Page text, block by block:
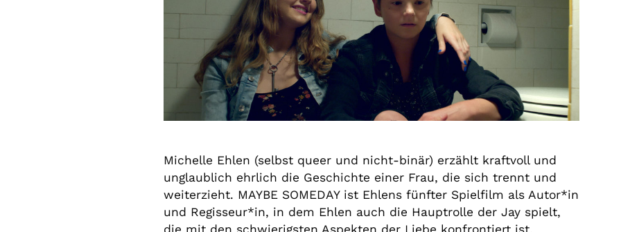
Michelle Ehlen (selbst queer und nicht-binär) erzählt kraftvoll und
unglaublich ehrlich die Geschichte einer Frau, die sich trennt und
weiterzieht. MAYBE SOMEDAY ist Ehlens fünfter Spielfilm als Autor*in
und Regisseur*in, in dem Ehlen auch die Hauptrolle der Jay spielt,
die mit den schwierigsten Aspekten der Liebe konfrontiert ist.